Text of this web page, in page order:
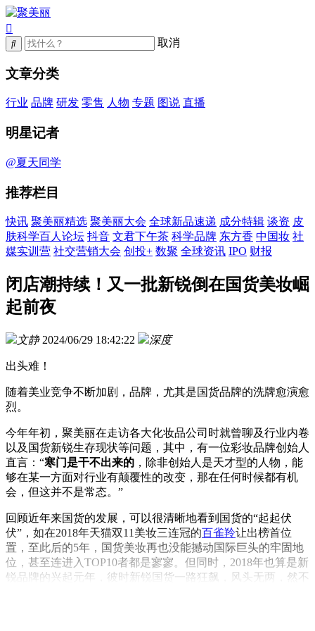
取消
文章分类
行业 品牌 研发 零售 人物 专题 图说 直播
明星记者
@夏天同学
推荐栏目
快讯 聚美丽精选 聚美丽大会 全球新品速递 成分特辑 谈资 皮
肤科学百人论坛 抖音 文君下午茶 科学品牌 东方香 中国妆 社
媒实训营 社交营销大会 创投+ 数聚 全球资讯 IPO 财报
闭店潮持续！又一批新锐倒在国货美妆崛
起前夜
文静 2024/06/29 18:42:22 深度
出头难！
随着美业竞争不断加剧，品牌，尤其是国货品牌的洗牌愈演愈
烈。
今年年初，聚美丽在走访各大化妆品公司时就曾聊及行业内卷
以及国货新锐生存现状等问题，其中，有一位彩妆品牌创始人
直言：“寒门是干不出来的 ，除非创始人是天才型的人物，能
够在某一方面对行业有颠覆性的改变，那在任何时候都有机
会，但这并不是常态。”
回顾近年来国货的发展，可以很清晰地看到国货的“起起伏
伏”，如在2018年天猫双11美妆三连冠的百雀羚让出榜首位
置，至此后的5年，国货美妆再也没能撼动国际巨头的牢固地
位，甚至连进入TOP10者都是寥寥。但同时，2018年也算是新
锐品牌的兴起元年，彼时新锐国货一路狂飙，风头无两，然不